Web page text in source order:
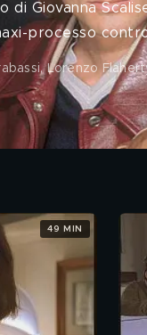
di Giovanna
processo
Lorenzo
49 MIN